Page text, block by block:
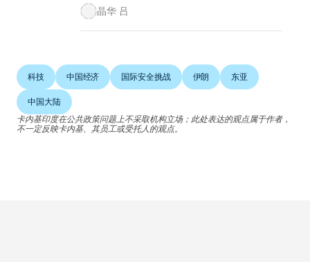
晶华 吕
科技 中国经济 国际安全挑战 伊朗 东亚
中国大陆
卡内基印度在公共政策问题上不采取机构立场；此处表达的观点属于作者，
不一定反映卡内基、其员工或受托人的观点。